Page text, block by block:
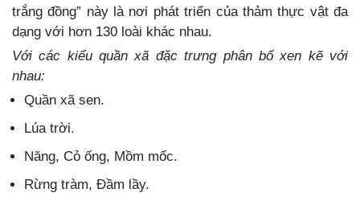
trắng đồng” này là nơi phát triển của thảm thực vật đa
dạng với hơn 130 loài khác nhau.
Với các kiểu quần xã đặc trưng phân bố xen kẽ với
nhau:
Quần xã sen.
Lúa trời.
Năng, Cỏ ống, Mồm mốc.
Rừng tràm, Đầm lầy.